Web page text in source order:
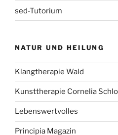
sed-Tutorium
NATUR UND HEILUNG
Klangtherapie Wald
Kunsttherapie Cornelia
Lebenswertvolles
Principia Magazin